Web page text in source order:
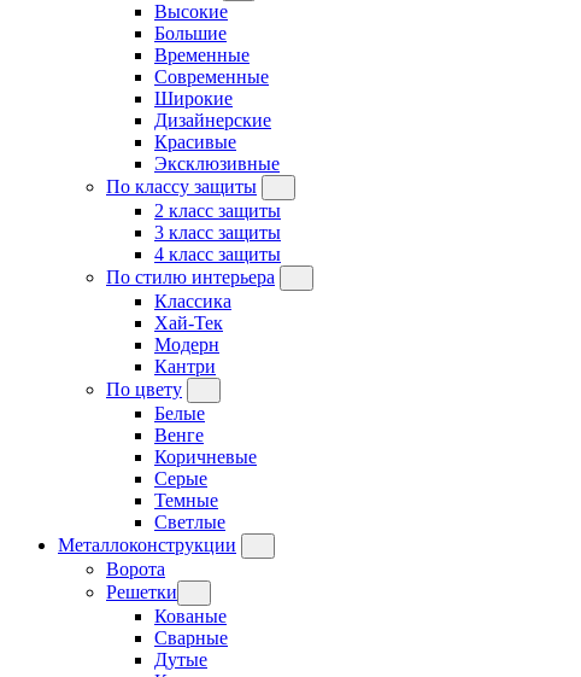
Высокие
Большие
Временные
Современные
Широкие
Дизайнерские
Красивые
Эксклюзивные
По классу защиты
2 класс защиты
3 класс защиты
4 класс защиты
По стилю интерьера
Классика
Хай-Тек
Модерн
Кантри
По цвету
Белые
Венге
Коричневые
Серые
Темные
Светлые
Металлоконструкции
Ворота
Решетки
Кованые
Сварные
Дутые